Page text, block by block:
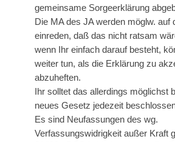
gemeinsame Sorgeerklärung
Die MA des JA werden möglw. auf
einreden, daß das nicht ratsam
wenn Ihr einfach darauf besteht,
weiter tun, als die Erklärung zu
abzuheften.
Ihr solltet das allerdings möglichst
neues Gesetz jedezeit
Es sind Neufassungen des wg.
Verfassungswidrigkeit außer Kraft